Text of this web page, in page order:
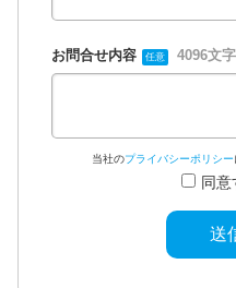
お問合せ内容 任意 4096文
当社のプライバシーポリシー
同意